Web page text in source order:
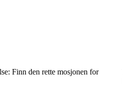
Finn den rette mosjonen for